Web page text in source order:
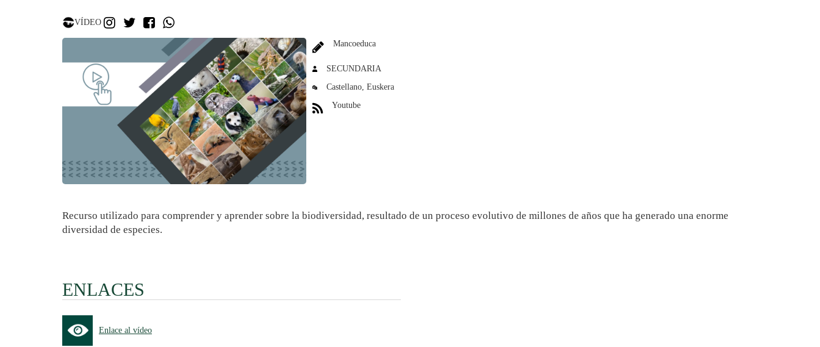
VÍDEO
Mancoeduca
SECUNDARIA
Castellano Euskera
Youtube
Recurso utilizado para comprender y aprender sobre la biodiversidad, resultado de un proceso evolutivo de millones de años que ha generado una enorme
diversidad de especies.
ENLACES
Enlace al vídeo